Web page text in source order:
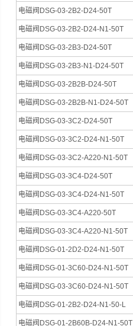
电磁阀DSG-03-2B2-D24-50T
电磁阀DSG-03-2B2-D24-N1-50T
电磁阀DSG-03-2B3-D24-50T
电磁阀DSG-03-2B3-N1-D24-50T
电磁阀DSG-03-2B2B-D24-50T
电磁阀DSG-03-2B2B-N1-D24-50T
电磁阀DSG-03-3C2-D24-50T
电磁阀DSG-03-3C2-D24-N1-50T
电磁阀DSG-03-3C2-A220-N1-50T
电磁阀DSG-03-3C4-D24-50T
电磁阀DSG-03-3C4-D24-N1-50T
电磁阀DSG-03-3C4-A220-50T
电磁阀DSG-03-3C4-A220-N1-50T
电磁阀DSG-01-2D2-D24-N1-50T
电磁阀DSG-01-3C60-D24-N1-50T
电磁阀DSG-03-3C60-D24-N1-50T
电磁阀DSG-01-2B2-D24-N1-50-L
电磁阀DSG-01-2B60B-D24-N1-50T